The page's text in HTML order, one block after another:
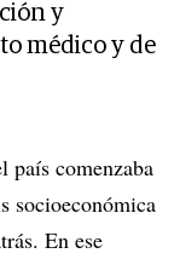
y
médico y de
país comenzaba
socioeconómica
En ese